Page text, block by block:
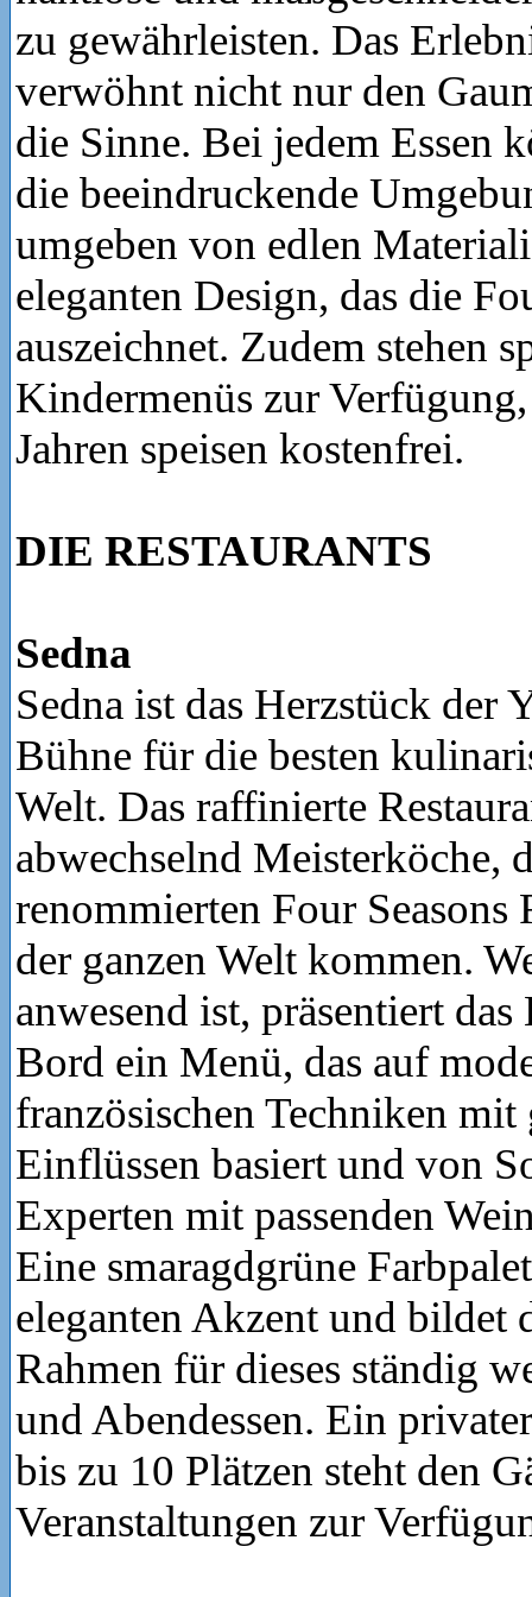
zu gewährleisten. Das
verwöhnt nicht nur den
die Sinne. Bei jedem Essen
die beeindruckende
umgeben von edlen
eleganten Design, das die
auszeichnet. Zudem stehen
Kindermenüs zur
Jahren speisen kostenfrei.
DIE RESTAURANTS
Sedna
Sedna ist das Herzstück der
Bühne für die besten
Welt. Das raffinierte
abwechselnd Meisterköche,
renommierten Four Seasons
der ganzen Welt kommen.
anwesend ist, präsentiert
Bord ein Menü, das auf
französischen Techniken mit
Einflüssen basiert und von
Experten mit passenden
Eine smaragdgrüne
eleganten Akzent und bildet
Rahmen für dieses ständig
und Abendessen. Ein
bis zu 10 Plätzen steht den
Veranstaltungen zur